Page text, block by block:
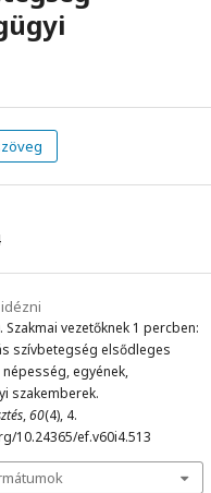
Szakmai vezetőknek 1 percben:
szívbetegség elsődleges
egyének,
szakemberek.
,60(4), 4.
10.24365/ef.v60i4.513